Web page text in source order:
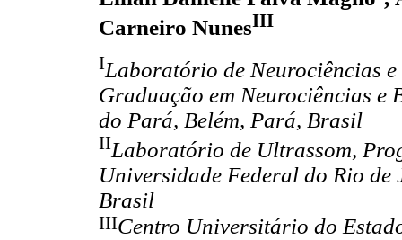
Carneiro NunesIII
ILaboratório de Neurociências
Graduação em Neurociências
do Pará, Belém, Pará, Brasil
IILaboratório de Ultrassom,
Universidade Federal do Rio de
Brasil
IIICentro Universitário do